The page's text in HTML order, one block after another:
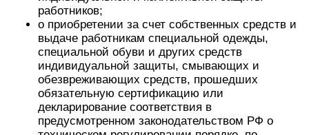
работников;
о приобретении за счет собственных средств и
выдаче работникам специальной одежды,
специальной обуви и других средств
индивидуальной защиты, смывающих и
обезвреживающих средств, прошедших
обязательную сертификацию или
декларирование соответствия в
предусмотренном законодательством РФ о